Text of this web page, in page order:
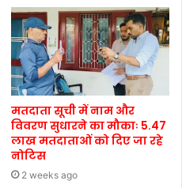
मतदाता सूची में नाम और
विवरण सुधारने का मौकाः 5.47
लाख मतदाताओं को दिए जा रहे
नोटिस
2 weeks ago